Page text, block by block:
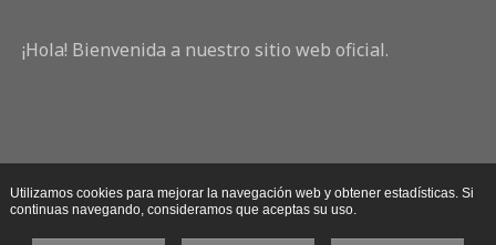
¡Hola! Bienvenida a nuestro sitio web oficial.
Utilizamos cookies para mejorar la navegación web y obtener estadísticas. Si
continuas navegando, consideramos que aceptas su uso.